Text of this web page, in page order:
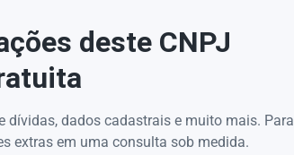
deste CNPJ
dívidas, dados cadastrais e muito mais. Para
extras em uma consulta sob medida.